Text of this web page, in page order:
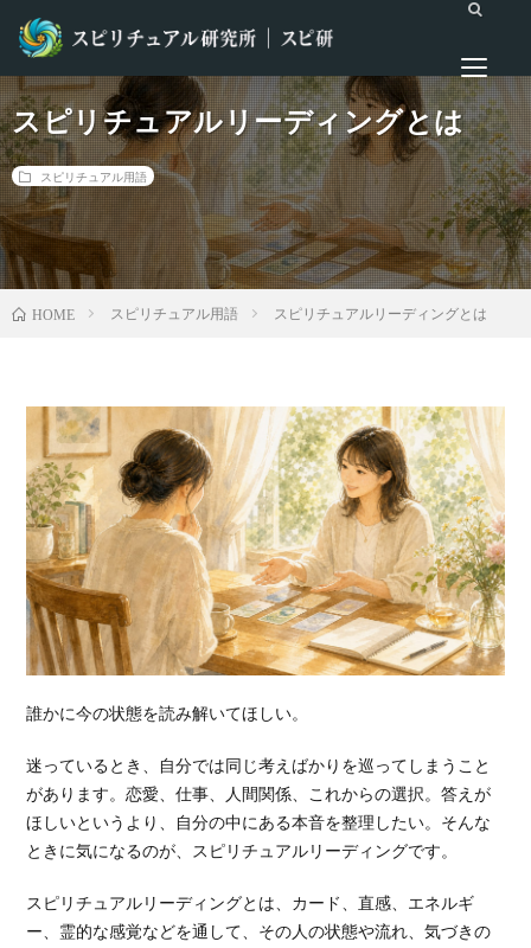
スピリチュアルリーディングとは
スピリチュアル用語
HOME スピリチュアル用語 スピリチュアルリーディングとは
誰かに今の状態を読み解いてほしい。
迷っているとき、自分では同じ考えばかりを巡ってしまうこと
があります。恋愛、仕事、人間関係、これからの選択。答えが
ほしいというより、自分の中にある本音を整理したい。そんな
ときに気になるのが、スピリチュアルリーディングです。
スピリチュアルリーディングとは、カード、直感、エネルギ
ー、霊的な感覚などを通して、その人の状態や流れ、気づきの